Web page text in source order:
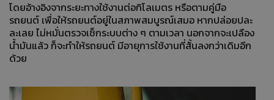
โดยอ้างอิงจากระยะทางใช้งานต่อกิโลเมตร หรือตามคู่มือ
รถยนต์ เพื่อให้รถยนต์อยู่ในสภาพสมบูรณ์เสมอ หากปล่อยปละ
ละเลย ไม่หมั่นตรวจเช็กระบบต่าง ๆ ตามเวลา นอกจากจะเปลือง
น้ำมันแล้ว ก็จะทำให้รถยนต์ มีอายุการใช้งานที่สั้นลงกว่าเดิมอีก
ด้วย